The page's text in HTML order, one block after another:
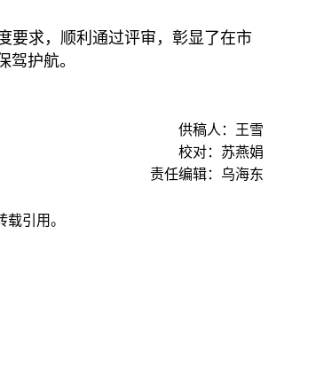
要求，顺利通过评审，彰显了在市
护航。
供稿人：王雪
校对：苏燕娟
责任编辑：乌海东
引用。